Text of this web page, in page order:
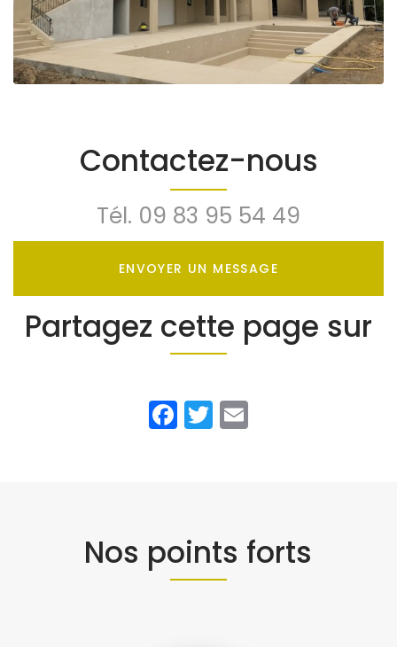
Contactez-nous
Tél. 09 83 95 54 49
ENVOYER UN MESSAGE
Partagez cette page sur
Facebook
Twitter
Nos points forts